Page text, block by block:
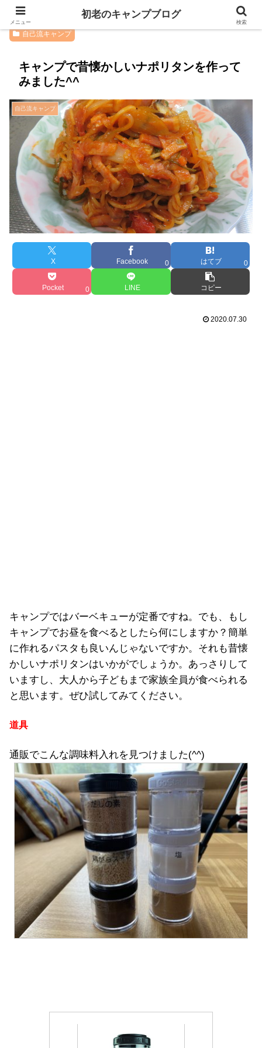
自己流キャンプ
キャンプで昔懐かしいナポリタンを作って
みました^^
自己流キャンプ
X Facebook 0 はてブ 0
Pocket 0 LINE コピー
2020.07.30
キャンプではバーベキューが定番ですね。でも、もし
キャンプでお昼を食べるとしたら何にしますか？簡単
に作れるパスタも良いんじゃないですか。それも昔懐
かしいナポリタンはいかがでしょうか。あっさりして
いますし、大人から子どもまで家族全員が食べられる
と思います。ぜひ試してみてください。
道具
通販でこんな調味料入れを見つけました(^^)
メニュー
初老のキャンプブログ
検索